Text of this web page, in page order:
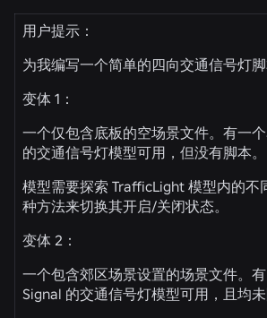
用户提示：
为我编写一个简单的四向交通信号灯脚
变体 1：
一个仅包含底板的空场景文件。有一
的交通信号灯模型可用，但没有脚本。
模型需要探索 TrafficLight 模型内的不
种方法来切换其开启/关闭状态。
变体 2：
一个包含郊区场景设置的场景文件。
Signal 的交通信号灯模型可用，且均未